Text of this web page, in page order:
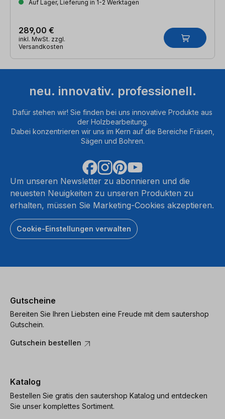
Auf Lager, Lieferung in 1-2 Werktagen
289,00 €
inkl. MwSt. zzgl.
Versandkosten
neu. innovativ. professionell.
Dafür stehen wir! Sie finden bei uns innovative Produkte aus
der Holzbearbeitung.
Dabei konzentrieren wir uns im Kern auf die Bereiche Fräsen,
Sägen und Bohren.
Um unseren Newsletter zu abonnieren und die
neuesten Neuigkeiten zu unseren Produkten zu
erhalten, müssen Sie Marketing-Cookies akzeptieren.
Cookie-Einstellungen verwalten
Gutscheine
Bereiten Sie Ihren Liebsten eine Freude mit dem sautershop
Gutschein.
Gutschein bestellen
Katalog
Bestellen Sie gratis den sautershop Katalog und entdecken
Sie unser komplettes Sortiment.